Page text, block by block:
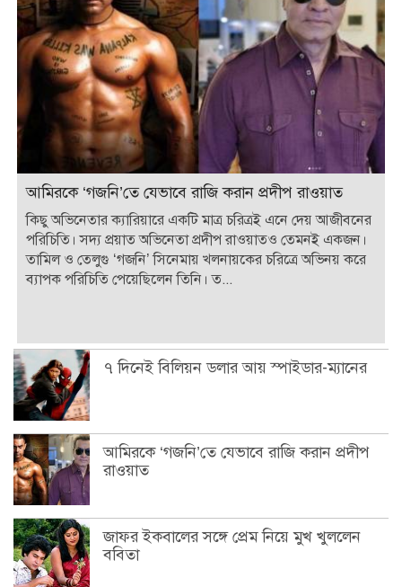
আমিরকে ‘গজনি’তে যেভাবে রাজি করান প্রদীপ রাওয়াত
কিছু অভিনেতার ক্যারিয়ারে একটি মাত্র চরিত্রই এনে দেয় আজীবনের
পরিচিতি। সদ্য প্রয়াত অভিনেতা প্রদীপ রাওয়াতও তেমনই একজন।
তামিল ও তেলুগু ‘গজনি’ সিনেমায় খলনায়কের চরিত্রে অভিনয় করে
ব্যাপক পরিচিতি পেয়েছিলেন তিনি। ত...
৭ দিনেই বিলিয়ন ডলার আয় স্পাইডার-ম্যানের
আমিরকে ‘গজনি’তে যেভাবে রাজি করান প্রদীপ
রাওয়াত
জাফর ইকবালের সঙ্গে প্রেম নিয়ে মুখ খুললেন
ববিতা